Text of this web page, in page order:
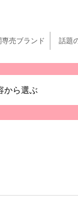
から選ぶ
専売ブランド 話題